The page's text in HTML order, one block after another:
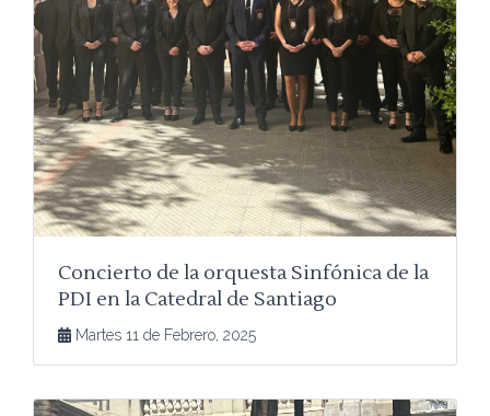
Concierto de la orquesta Sinfónica de la
PDI en la Catedral de Santiago
Martes 11 de Febrero, 2025